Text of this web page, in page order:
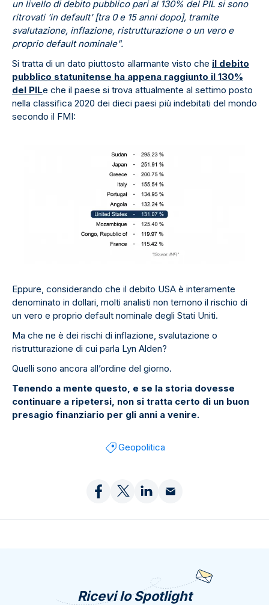
un livello di debito pubblico pari al 130% del PIL si sono
ritrovati 'in default’ [tra 0 e 15 anni dopo], tramite
svalutazione, inflazione, ristrutturazione o un vero e
proprio default nominale".
Si tratta di un dato piuttosto allarmante visto che il debito
pubblico statunitense ha appena raggiunto il 130%
del PILe che il paese si trova attualmente al settimo posto
nella classifica 2020 dei dieci paesi più indebitati del mondo
secondo il FMI:
Eppure, considerando che il debito USA è interamente
denominato in dollari, molti analisti non temono il rischio di
un vero e proprio default nominale degli Stati Uniti.
Ma che ne è dei rischi di inflazione, svalutazione o
ristrutturazione di cui parla Lyn Alden?
Quelli sono ancora all’ordine del giorno.
Tenendo a mente questo, e se la storia dovesse
continuare a ripetersi, non si tratta certo di un buon
presagio finanziario per gli anni a venire.
Geopolitica
Ricevi lo Spotlight